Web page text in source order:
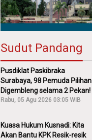
Sudut Pandang
Pusdiklat Paskibraka
Surabaya, 98 Pemuda Pilihan
Digembleng selama 2 Pekan!
Rabu, 05 Agu 2026 03:05 WIB
Kuasa Hukum Kusnadi: Kita
Akan Bantu KPK Resik-resik